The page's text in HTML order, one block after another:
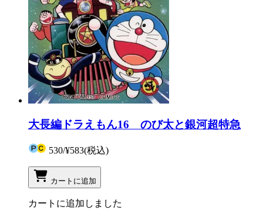
大長編ドラえもん16 のび太と銀河超特急
530/¥583(税込)
カートに追加
カートに追加しました